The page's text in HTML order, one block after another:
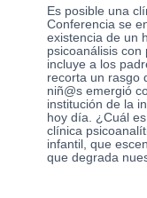
Es posible una
Conferencia se
existencia de un
psicoanálisis
incluye a los
recorta un rasgo
niñ@s emergió
institución de la
hoy día. ¿Cuál
clínica
infantil, que
que degrada